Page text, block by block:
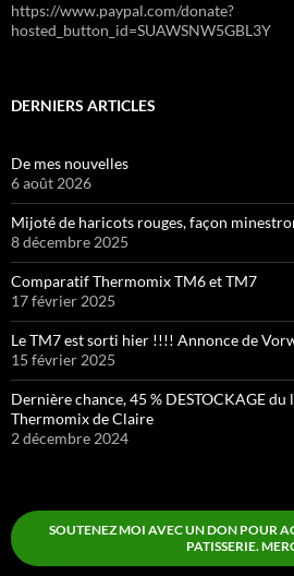
https://www.paypal.com/donate?
hosted_button_id=SUAWSNW5GBL3Y
DERNIERS ARTICLES
De mes nouvelles
6 août 2026
Mijoté de haricots rouges, façon
8 décembre 2025
Comparatif Thermomix TM6 et TM7
17 février 2025
Le TM7 est sorti hier !!!! Annonce de
15 février 2025
Dernière chance, 45 % DESTOCKAGE du
Thermomix de Claire
2 décembre 2024
SOUTENEZ MOI AVEC UN DON POUR
PATISSERIE.